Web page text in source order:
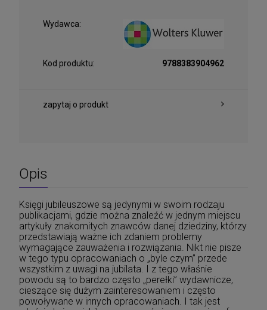
Wydawca:
Kod produktu: 9788383904962
zapytaj o produkt
Opis
Księgi jubileuszowe są jedynymi w swoim rodzaju
publikacjami, gdzie można znaleźć w jednym miejscu
artykuły znakomitych znawców danej dziedziny, którzy
przedstawiają ważne ich zdaniem problemy
wymagające zauważenia i rozwiązania. Nikt nie pisze
w tego typu opracowaniach o „byle czym” przede
wszystkim z uwagi na jubilata. I z tego właśnie
powodu są to bardzo często „perełki” wydawnicze,
cieszące się dużym zainteresowaniem i często
powoływane w innych opracowaniach. I tak jest